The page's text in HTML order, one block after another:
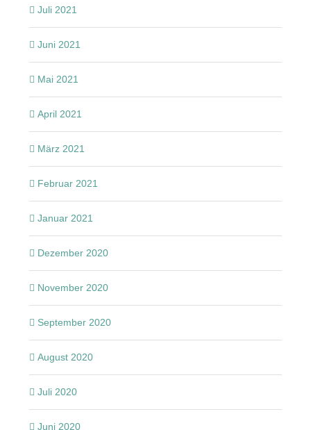
Juli 2021
Juni 2021
Mai 2021
April 2021
März 2021
Februar 2021
Januar 2021
Dezember 2020
November 2020
September 2020
August 2020
Juli 2020
Juni 2020